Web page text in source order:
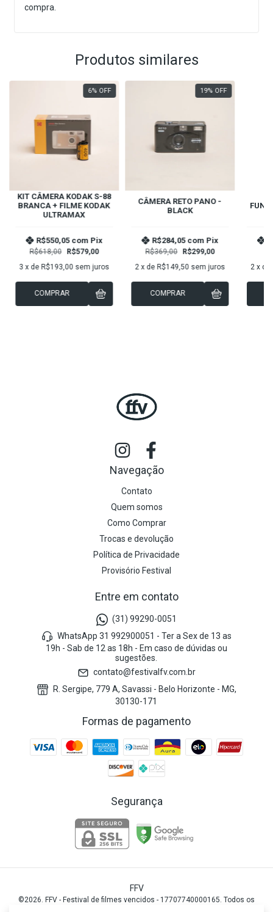
compra.
Produtos similares
6% OFF
KIT CÂMERA KODAK S-88
BRANCA + FILME KODAK
ULTRAMAX
R$618,00 R$579,00
R$550,05 com Pix
3 x de R$193,00 sem juros
COMPRAR
19% OFF
CÂMERA RETO PANO -
BLACK
R$369,00 R$299,00
R$284,05 com Pix
2 x de R$149,50 sem juros
COMPRAR
2 x de
Navegação
Contato
Quem somos
Como Comprar
Trocas e devolução
Política de Privacidade
Provisório Festival
Entre em contato
(31) 99290-0051
WhatsApp 31 992900051 - Ter a Sex de 13 as
19h - Sab de 12 as 18h - Em caso de dúvidas ou
sugestões.
contato@festivalfv.com.br
R. Sergipe, 779 A, Savassi - Belo Horizonte - MG,
30130-171
Formas de pagamento
Segurança
FFV
©2026. FFV - Festival de filmes vencidos - 17707740000165. Todos os